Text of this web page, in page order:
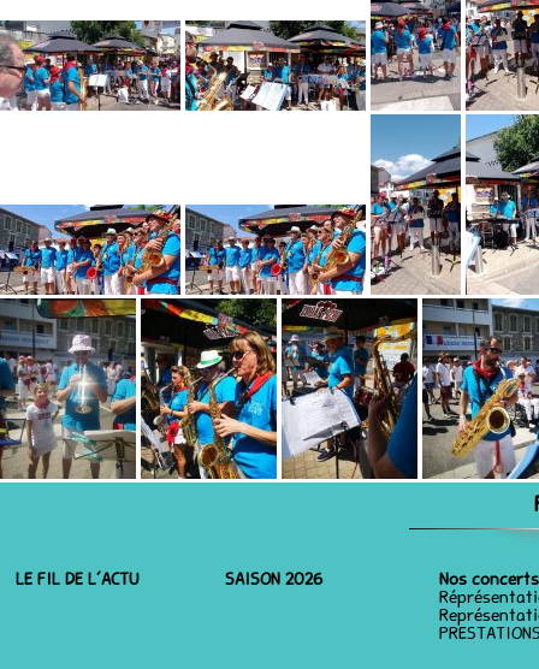
LE FIL DE L’ACTU SAISON 2026
Nos